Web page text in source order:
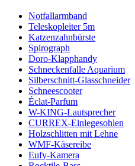
Notfallarmband
Teleskopleiter 5m
Katzenzahnbürste
Spirograph
Doro-Klapphandy
Schneckenfalle Aquarium
Silberschnitt-Glasschneider
Schneescooter
Éclat-Parfum
W-KING-Lautsprecher
CURREX-Einlegesohlen
Holzschlitten mit Lehne
WMF-Käsereibe
Eufy-Kamera